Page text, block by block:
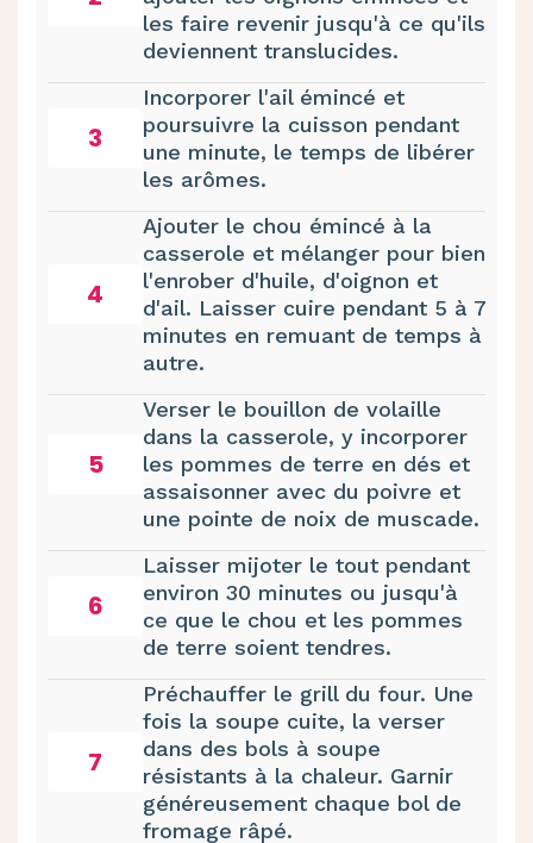
les faire revenir jusqu'à ce qu'ils
deviennent translucides.
3
Incorporer l'ail émincé et
poursuivre la cuisson pendant
une minute, le temps de libérer
les arômes.
4
Ajouter le chou émincé à la
casserole et mélanger pour bien
l'enrober d'huile, d'oignon et
d'ail. Laisser cuire pendant 5 à 7
minutes en remuant de temps à
autre.
5
Verser le bouillon de volaille
dans la casserole, y incorporer
les pommes de terre en dés et
assaisonner avec du poivre et
une pointe de noix de muscade.
6
Laisser mijoter le tout pendant
environ 30 minutes ou jusqu'à
ce que le chou et les pommes
de terre soient tendres.
7
Préchauffer le grill du four. Une
fois la soupe cuite, la verser
dans des bols à soupe
résistants à la chaleur. Garnir
généreusement chaque bol de
fromage râpé.